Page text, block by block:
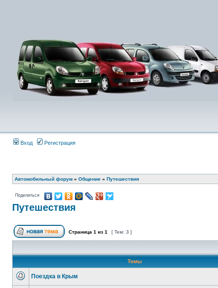
Вход Регистрация
Автомобильный форум » Общение » Путешествия
Поделиться
Путешествия
Страница 1 из 1 [ Тем: 3 ]
Темы
Поездка в Крым